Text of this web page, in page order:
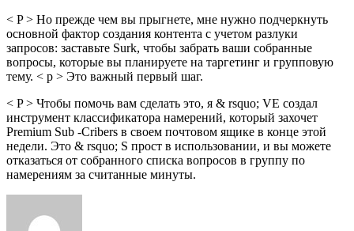
< P > Но прежде чем вы прыгнете, мне нужно подчеркнуть
основной фактор создания контента с учетом разлуки
запросов: заставьте Surk, чтобы забрать ваши собранные
вопросы, которые вы планируете на таргетинг и групповую
тему. < p > Это важный первый шаг.
< P > Чтобы помочь вам сделать это, я & rsquo; VE создал
инструмент классификатора намерений, который захочет
Premium Sub -Cribers в своем почтовом ящике в конце этой
недели. Это & rsquo; S прост в использовании, и вы можете
отказаться от собранного списка вопросов в группу по
намерениям за считанные минуты.